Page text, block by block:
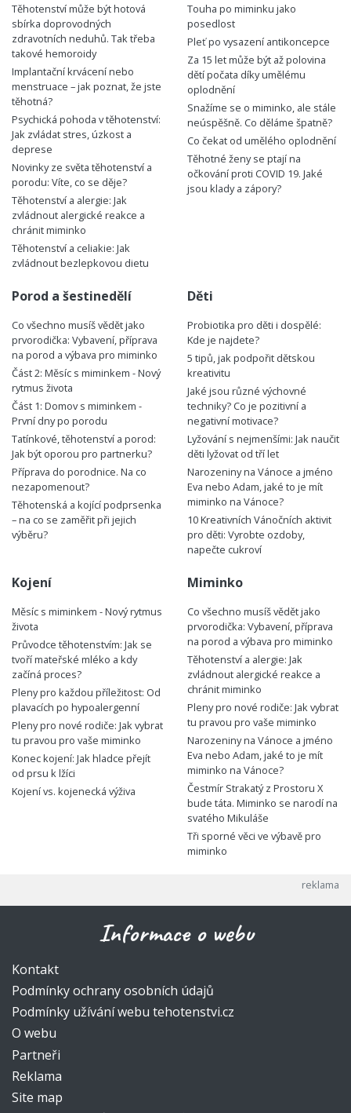
Těhotenství může být hotová
sbírka doprovodných
zdravotních neduhů. Tak třeba
takové hemoroidy
Implantační krvácení nebo
menstruace – jak poznat, že jste
těhotná?
Psychická pohoda v těhotenství:
Jak zvládat stres, úzkost a
deprese
Novinky ze světa těhotenství a
porodu: Víte, co se děje?
Těhotenství a alergie: Jak
zvládnout alergické reakce a
chránit miminko
Těhotenství a celiakie: Jak
zvládnout bezlepkovou dietu
Touha po miminku jako
posedlost
Pleť po vysazení antikoncepce
Za 15 let může být až polovina
dětí počata díky umělému
oplodnění
Snažíme se o miminko, ale stále
neúspěšně. Co děláme špatně?
Co čekat od umělého oplodnění
Těhotné ženy se ptají na
očkování proti COVID 19. Jaké
jsou klady a zápory?
Porod a šestinedělí
Co všechno musíš vědět jako
prvorodička: Vybavení, příprava
na porod a výbava pro miminko
Část 2: Měsíc s miminkem - Nový
rytmus života
Část 1: Domov s miminkem -
První dny po porodu
Tatínkové, těhotenství a porod:
Jak být oporou pro partnerku?
Příprava do porodnice. Na co
nezapomenout?
Těhotenská a kojící podprsenka
– na co se zaměřit při jejich
výběru?
Děti
Probiotika pro děti i dospělé:
Kde je najdete?
5 tipů, jak podpořit dětskou
kreativitu
Jaké jsou různé výchovné
techniky? Co je pozitivní a
negativní motivace?
Lyžování s nejmenšími: Jak naučit
děti lyžovat od tří let
Narozeniny na Vánoce a jméno
Eva nebo Adam, jaké to je mít
miminko na Vánoce?
10 Kreativních Vánočních aktivit
pro děti: Vyrobte ozdoby,
napečte cukroví
Kojení
Měsíc s miminkem - Nový rytmus
života
Průvodce těhotenstvím: Jak se
tvoří mateřské mléko a kdy
začíná proces?
Pleny pro každou příležitost: Od
plavacích po hypoalergenní
Pleny pro nové rodiče: Jak vybrat
tu pravou pro vaše miminko
Konec kojení: Jak hladce přejít
od prsu k lžíci
Kojení vs. kojenecká výživa
Miminko
Co všechno musíš vědět jako
prvorodička: Vybavení, příprava
na porod a výbava pro miminko
Těhotenství a alergie: Jak
zvládnout alergické reakce a
chránit miminko
Pleny pro nové rodiče: Jak vybrat
tu pravou pro vaše miminko
Narozeniny na Vánoce a jméno
Eva nebo Adam, jaké to je mít
miminko na Vánoce?
Čestmír Strakatý z Prostoru X
bude táta. Miminko se narodí na
svatého Mikuláše
Tři sporné věci ve výbavě pro
miminko
Informace o webu
Kontakt
Podmínky ochrany osobních údajů
Podmínky užívání webu tehotenstvi.cz
O webu
Partneři
Reklama
Site map